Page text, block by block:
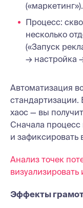
(«маркетинг»).
Процесс:
несколько
(«Запуск
→ настройка
Автоматизация
стандартизации.
хаос — вы
Сначала процесс
и зафиксировать
Анализ точек
визуализировать
Эффекты